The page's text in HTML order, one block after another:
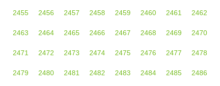
2455 2456 2457 2458 2459 2460 2461 2462
2463 2464 2465 2466 2467 2468 2469 2470
2471 2472 2473 2474 2475 2476 2477 2478
2479 2480 2481 2482 2483 2484 2485 2486